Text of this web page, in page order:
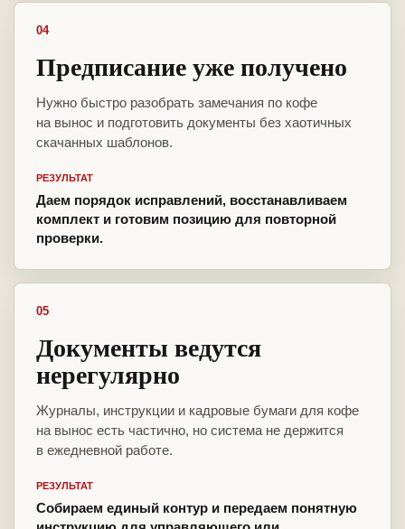
04
Предписание уже получено
Нужно быстро разобрать замечания по кофе
на вынос и подготовить документы без хаотичных
скачанных шаблонов.
РЕЗУЛЬТАТ
Даем порядок исправлений, восстанавливаем
комплект и готовим позицию для повторной
проверки.
05
Документы ведутся
нерегулярно
Журналы, инструкции и кадровые бумаги для кофе
на вынос есть частично, но система не держится
в ежедневной работе.
РЕЗУЛЬТАТ
Собираем единый контур и передаем понятную